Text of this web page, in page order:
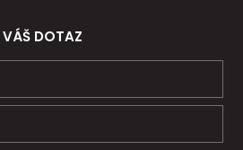
VÁŠ DOTAZ